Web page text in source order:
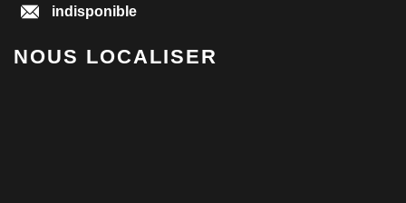
indisponible
NOUS LOCALISER